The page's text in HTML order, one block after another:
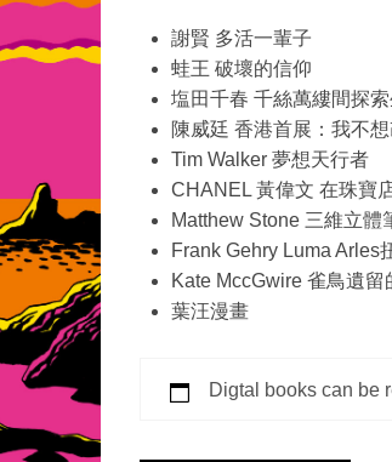
謝賢 多活一輩子
蛙王 破壞的信仰
塩田千春 千絲萬縷間探
陳威廷 香港首展：我不
Tim Walker 夢想天行者
CHANEL 黃偉文 在珠寶
Matthew Stone 三維立體
Frank Gehry Luma Arles
Kate MccGwire 雀鳥遺留
葉汪漫畫
Digtal books can be